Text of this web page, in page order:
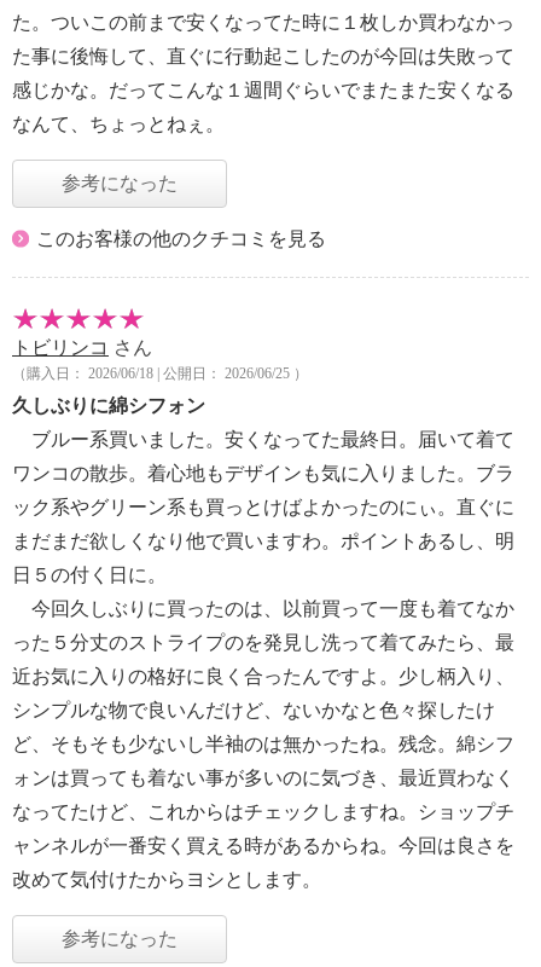
た。ついこの前まで安くなってた時に１枚しか買わなかっ
た事に後悔して、直ぐに行動起こしたのが今回は失敗って
感じかな。だってこんな１週間ぐらいでまたまた安くなる
なんて、ちょっとねぇ。
参考になった
このお客様の他のクチコミを見る
トビリンコ さん
（購入日： 2026/06/18 | 公開日： 2026/06/25 ）
久しぶりに綿シフォン
ブルー系買いました。安くなってた最終日。届いて着て
ワンコの散歩。着心地もデザインも気に入りました。ブラ
ック系やグリーン系も買っとけばよかったのにぃ。直ぐに
まだまだ欲しくなり他で買いますわ。ポイントあるし、明
日５の付く日に。
今回久しぶりに買ったのは、以前買って一度も着てなか
った５分丈のストライプのを発見し洗って着てみたら、最
近お気に入りの格好に良く合ったんですよ。少し柄入り、
シンプルな物で良いんだけど、ないかなと色々探したけ
ど、そもそも少ないし半袖のは無かったね。残念。綿シフ
ォンは買っても着ない事が多いのに気づき、最近買わなく
なってたけど、これからはチェックしますね。ショップチ
ャンネルが一番安く買える時があるからね。今回は良さを
改めて気付けたからヨシとします。
参考になった